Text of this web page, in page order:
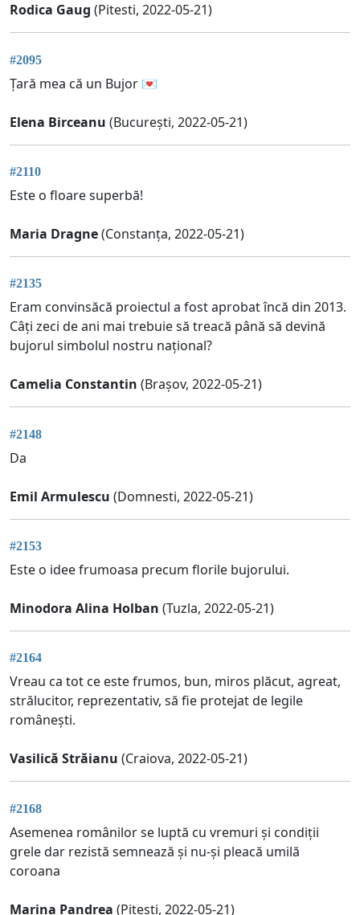
Rodica Gaug (Pitesti, 2022-05-21)
#2095
Țară mea că un Bujor 💌
Elena Birceanu (București, 2022-05-21)
#2110
Este o floare superbă!
Maria Dragne(Constanța, 2022-05-21)
#2135
Eram convinsăcă proiectul a fost aprobat încă din 2013.
Câți zeci de ani mai trebuie să treacă până să devină
bujorul simbolul nostru național?
Camelia Constantin (Brașov, 2022-05-21)
#2148
Da
Emil Armulescu (Domnesti, 2022-05-21)
#2153
Este o idee frumoasa precum florile bujorului.
Minodora Alina Holban (Tuzla, 2022-05-21)
#2164
Vreau ca tot ce este frumos, bun, miros plăcut, agreat,
strălucitor, reprezentativ, să fie protejat de legile
românești.
Vasilică Străianu (Craiova, 2022-05-21)
#2168
Asemenea românilor se luptă cu vremuri și condiții
grele dar rezistă semnează și nu-și pleacă umilă
coroana
Marina Pandrea (Pitești, 2022-05-21)